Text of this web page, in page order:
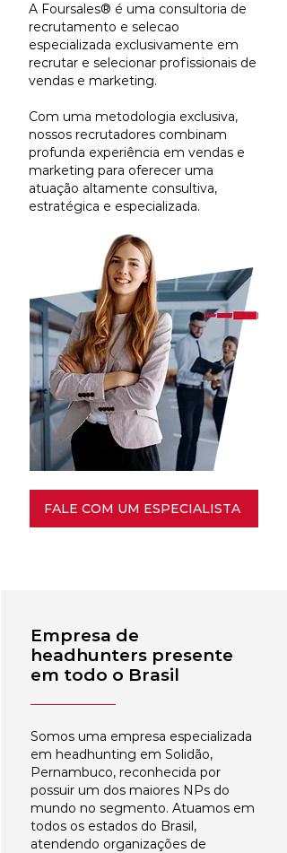
A Foursales® é uma consultoria de
recrutamento e selecao
especializada exclusivamente em
recrutar e selecionar profissionais de
vendas e marketing.
Com uma metodologia exclusiva,
nossos recrutadores combinam
profunda experiência em vendas e
marketing para oferecer uma
atuação altamente consultiva,
estratégica e especializada.
FALE COM UM ESPECIALISTA
Empresa de
headhunters presente
em todo o Brasil
Somos uma empresa especializada
em headhunting em Solidão,
Pernambuco, reconhecida por
possuir um dos maiores NPs do
mundo no segmento. Atuamos em
todos os estados do Brasil,
atendendo organizações de